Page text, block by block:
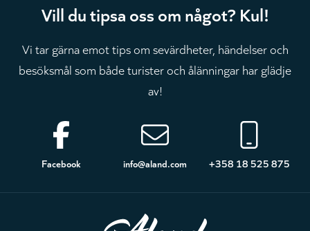
Vill du tipsa oss om något? Kul!
Vi tar gärna emot tips om sevärdheter, händelser och
besöksmål som både turister och ålänningar har glädje
av!
Sidfot
Facebook info@aland.com +358 18 525 875